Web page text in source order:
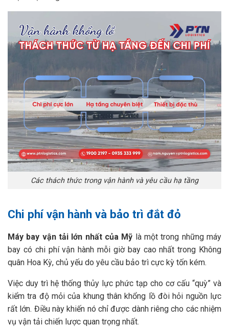
Các thách thức trong vận hành và yêu cầu hạ tầng
Chi phí vận hành và bảo trì đắt đỏ
Máy bay vận tải lớn nhất của Mỹ là một trong những máy
bay có chi phí vận hành mỗi giờ bay cao nhất trong Không
quân Hoa Kỳ, chủ yếu do yêu cầu bảo trì cực kỳ tốn kém.
Việc duy trì hệ thống thủy lực phức tạp cho cơ cấu “quỳ” và
kiểm tra độ mỏi của khung thân khổng lồ đòi hỏi nguồn lực
rất lớn. Điều này khiến nó chỉ được dành riêng cho các nhiệm
vụ vận tải chiến lược quan trọng nhất.